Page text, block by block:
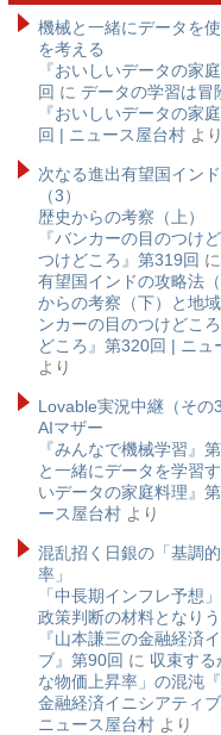
機械と一緒にデータを
を考える
『おいしいデータの家
回 に データの学習は冒
『おいしいデータの家
回 | ニュース屋台村 より
次なる進出有望国イン
（3）
歴史からの考察（上）
『バンカーの目のつけ
つけどころ』第319回 に
有望国インドの攻略法
からの考察（下）と地
ンカーの目のつけどこ
どころ』第320回 | ニュ
より
Lovable実況中継（その3
AIマザー
『みんなで機械学習』
と一緒にデータを学習
いデータの家庭料理』
ース屋台村 より
混乱招く日銀の「基調
率」
「中長期インフレ予想
政策判断の材料となり
『山本謙三の金融経済
ブ』第90回 に 収束する
な物価上昇率」の混沌
金融経済イニシアティ
ニュース屋台村 より